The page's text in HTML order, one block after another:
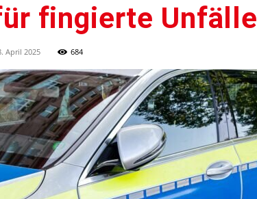
fingierte Unfälle
April 2025 684